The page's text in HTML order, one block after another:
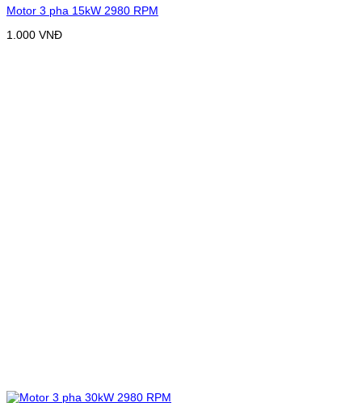
Motor 3 pha 15kW 2980 RPM
1.000 VNĐ